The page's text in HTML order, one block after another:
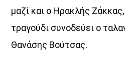
μαζί και ο Ηρακλής
τραγούδι συνοδεύει ο
Θανάσης Βούτσας.